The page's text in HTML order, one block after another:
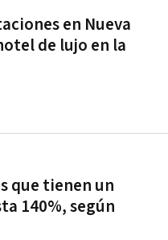
en Nueva
de lujo en la
que tienen un
140%, según